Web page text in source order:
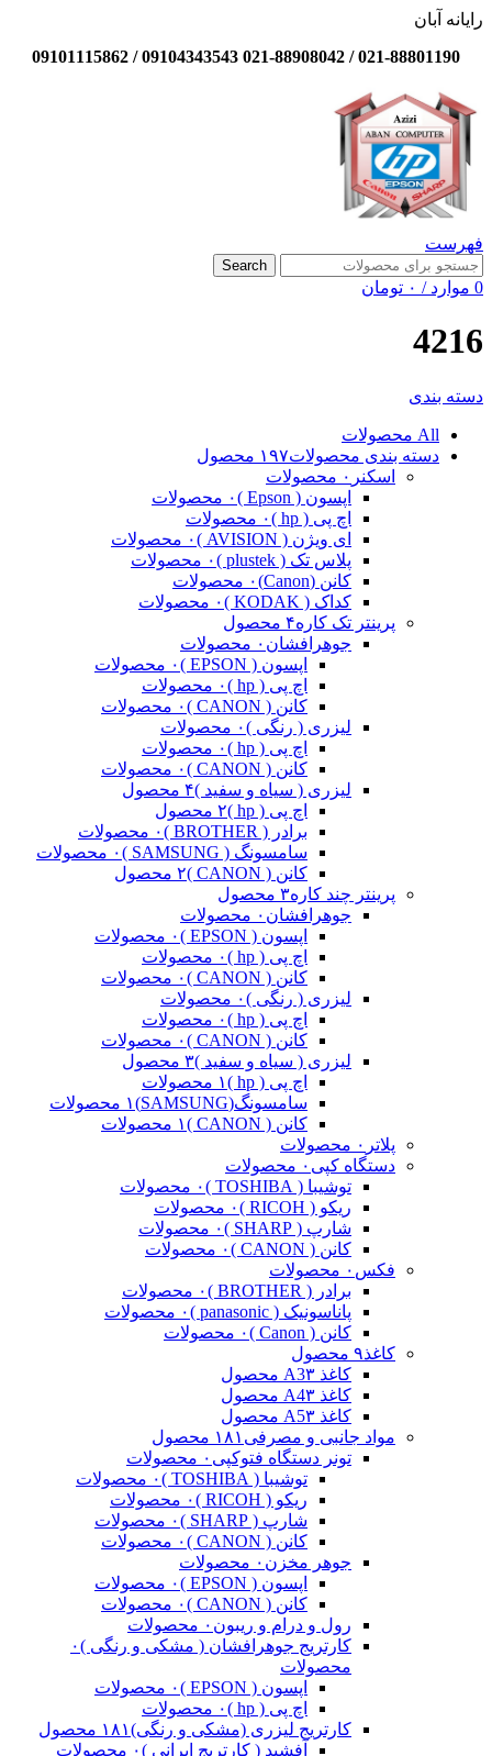
رایانه آبان
021-88801190 / 021-88908042 09104343543 / 09101115862
فهرست
Search
0 موارد / ۰ تومان
4216
دسته بندی
All محصولات
دسته بندی محصولات۱۹۷ محصول
اسکنر ۰ محصولات
اپسون ( Epson )
۰ محصولات
اچ پی ( hp )
۰ محصولات
ای ویژن ( AVISION )
۰ محصولات
پلاس تک ( plustek )
۰ محصولات
کانن (Canon)
۰ محصولات
کداک ( KODAK )
۰ محصولات
پرینتر تک کاره۴ محصول
جوهرافشان ۰ محصولات
اپسون ( EPSON )
۰ محصولات
اچ پی ( hp )
۰ محصولات
کانن ( CANON )
۰ محصولات
لیزری ( رنگی )۰ محصولات
اچ پی ( hp )
۰ محصولات
کانن ( CANON )
۰ محصولات
لیزری ( سیاه و سفید )۴ محصول
اچ پی ( hp )
۲ محصول
برادر ( BROTHER )
۰ محصولات
سامسونگ ( SAMSUNG )
۰ محصولات
کانن ( CANON )
۲ محصول
پرینتر چند کاره۳ محصول
جوهرافشان ۰ محصولات
اپسون ( EPSON )
۰ محصولات
اچ پی ( hp )
۰ محصولات
کانن ( CANON )
۰ محصولات
لیزری ( رنگی )۰ محصولات
اچ پی ( hp )
۰ محصولات
کانن ( CANON )
۰ محصولات
لیزری ( سیاه و سفید )۳ محصول
اچ پی ( hp )
۱ محصولات
سامسونگ(SAMSUNG)
۱ محصولات
کانن ( CANON )
۱ محصولات
پلاتر ۰ محصولات
دستگاه کپی ۰ محصولات
توشیبا ( TOSHIBA )
۰ محصولات
ریکو ( RICOH )
۰ محصولات
شارپ ( SHARP )
۰ محصولات
کانن ( CANON )
۰ محصولات
فکس ۰ محصولات
برادر ( BROTHER )
۰ محصولات
پاناسونیک ( panasonic )
۰ محصولات
کانن ( Canon )
۰ محصولات
کاغذ۹ محصول
کاغذ A3 ۳ محصول
کاغذ A4 ۳ محصول
کاغذ A5 ۳ محصول
مواد جانبی و مصرفی ۱۸۱ محصول
تونر دستگاه فتوکپی ۰ محصولات
توشیبا ( TOSHIBA )
۰ محصولات
ریکو ( RICOH )
۰ محصولات
شارپ ( SHARP )
۰ محصولات
کانن ( CANON )
۰ محصولات
جوهر مخزن ۰ محصولات
اپسون ( EPSON )
۰ محصولات
کانن ( CANON )
۰ محصولات
رول و درام و ریبون ۰ محصولات
کارتریج جوهرافشان ( مشکی و رنگی )۰
محصولات
اپسون ( EPSON )
۰ محصولات
اچ پی ( hp )
۰ محصولات
کارتریج لیزری (مشکی و رنگی)۱۸۱ محصول
آفشید ( کارتریج ایرانی )۰ محصولات